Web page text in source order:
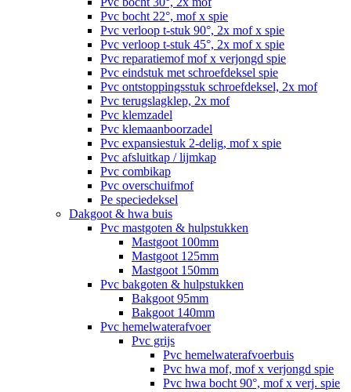
Pvc bocht 22°, mof x spie
Pvc verloop t-stuk 90°, 2x mof x spie
Pvc verloop t-stuk 45°, 2x mof x spie
Pvc reparatiemof mof x verjongd spie
Pvc eindstuk met schroefdeksel spie
Pvc ontstoppingsstuk schroefdeksel, 2x mof
Pvc terugslagklep, 2x mof
Pvc klemzadel
Pvc klemaanboorzadel
Pvc expansiestuk 2-delig, mof x spie
Pvc afsluitkap / lijmkap
Pvc combikap
Pvc overschuifmof
Pe speciedeksel
Dakgoot & hwa buis
Pvc mastgoten & hulpstukken
Mastgoot 100mm
Mastgoot 125mm
Mastgoot 150mm
Pvc bakgoten & hulpstukken
Bakgoot 95mm
Bakgoot 140mm
Pvc hemelwaterafvoer
Pvc grijs
Pvc hemelwaterafvoerbuis
Pvc hwa mof, mof x verjongd spie
Pvc hwa bocht 90°, mof x verj. spie